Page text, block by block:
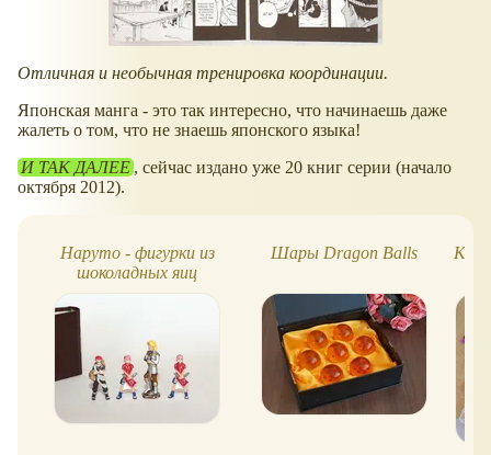
Отличная и необычная тренировка координации.
Японская манга - это так интересно, что начинаешь даже
жалеть о том, что не знаешь японского языка!
И ТАК ДАЛЕЕ , сейчас издано уже 20 книг серии (начало
октября 2012).
Наруто - фигурки из
шоколадных яиц
Шары Dragon Balls Как